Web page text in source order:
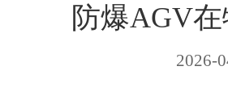
防爆AGV
2026-